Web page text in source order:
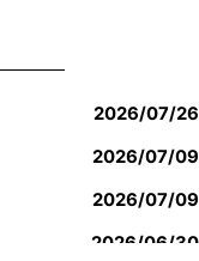
2026/07/26
2026/07/09
2026/07/09
2026/06/30